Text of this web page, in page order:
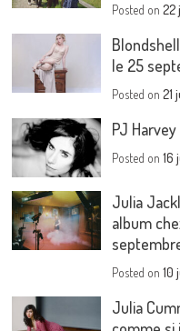
Posted on22
le 25
Posted on21
PJ
Posted on16
Julia
album
Posted on10
Julia